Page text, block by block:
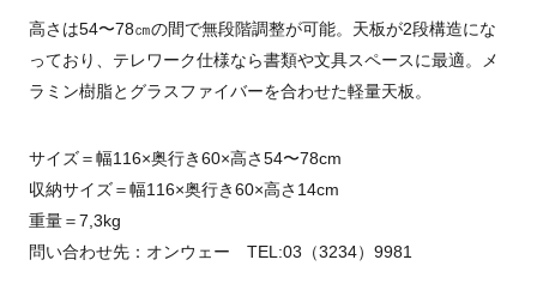
高さは54〜78㎝の間で無段階調整が可能。天板が2段構造にな
っており、テレワーク仕様なら書類や文具スペースに最適。メ
ラミン樹脂とグラスファイバーを合わせた軽量天板。
サイズ＝幅116×奥行き60×高さ54〜78cm
収納サイズ＝幅116×奥行き60×高さ14cm
重量＝7,3kg
問い合わせ先：オンウェー TEL:03（3234）9981